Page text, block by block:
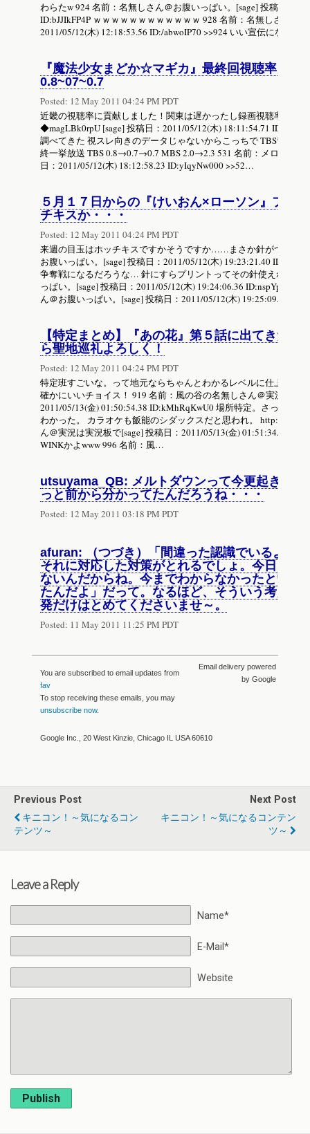
わらたw 924 名前：名無しさん＠お腹いっぱい。[sage] 投稿日：
ID:bJJIkFP4P ｗｗｗｗｗｗｗｗｗｗｗｗ 928 名前：名無しさん＠
2011/05/12(木) 12:18:53.56 ID:/abwoIP70 >>924 いい宣伝になった
『魔法少女まどか☆マギカ』最終回視聴率
0.8~07~0.7
Posted: 12 May 2011 04:24 PM PDT
近畿の視聴率に貢献しました！関東は遅かったし録画視聴率？は
◆magLBk0rpU [sage] 投稿日：2011/05/12(木) 18:11:54.71
調べてきた 視スレ向きのデータじゃないからこっちで TBS青糞2
終一挙放送 TBS 0.8→0.7→0.7 MBS 2.0→2.3 531 名前：メロンさん
日：2011/05/12(木) 18:12:58.23 ID:yIqyNw000 >>52…
５月１７日からの『けいおん×ローソン』フェ
チキスか・・・
Posted: 12 May 2011 04:24 PM PDT
来週の目玉はホッチキスですかそうですか……まさか針がつかえ
お腹いっぱい。[sage] 投稿日：2011/05/12(木) 19:23:21.40
争奪戦になるだろうな… 針にすらプリントってその針使えねぇよ
っぱい。[sage] 投稿日：2011/05/12(木) 19:24:06.36 ID:nspYpgbZ0
ん＠お腹いっぱい。[sage] 投稿日：2011/05/12(木) 19:25:09.56…
【特定まとめ】『あの花』第５話に出てきた
ら聖地巡礼よろしく！
Posted: 12 May 2011 04:24 PM PDT
特定班すごいな。って地元ならちゃんとわかるレベルに仕上げて
確かにいいチョイス！ 919 名前：風の谷の名無しさん＠実況は実
2011/05/13(金) 01:50:54.38 ID:kMhRqKwU0 場所特定。さっきの
わかった。 カラオケも飯能のシダックスだと思われ。 http://p.tl/
ん＠実況は実況板で[sage] 投稿日：2011/05/13(金) 01:51:34.97
WINKかよwww 996 名前：風…
utsuyama_QB: メルトダウンって今更起きるこ
っと前から分かってたんだろうね・・・
Posted: 12 May 2011 03:18 PM PDT
afuran: （つづき）「間違った認識でいるより
それに対応した対策がとれるでしょ。今日、メ
ないんだからね。今までわからなかったという
たんだよ」だって。なるほど、そういう考え方
発だけはとめてくださいませ～。
Posted: 11 May 2011 11:25 PM PDT
You are subscribed to email updates from
fav
To stop receiving these emails, you may
unsubscribe now.
Email delivery powered
by Google
Google Inc., 20 West Kinzie, Chicago IL USA 60610
Previous Post
キニコン！～気になるコン
テンツ～
Next Post
キニコン！～気になるコンテン
ツ～
Leave a Reply
Name*
E-Mail*
Website
Publish